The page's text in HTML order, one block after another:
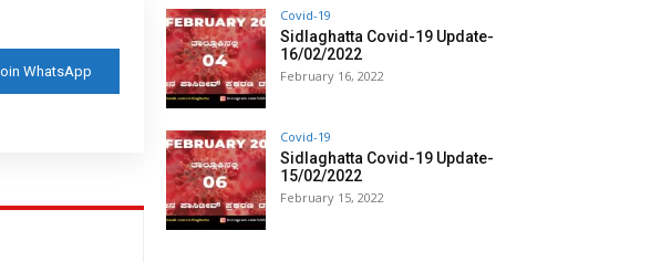
WhatsApp
Covid-19
Sidlaghatta Covid-19 Update-
16/02/2022
February 16, 2022
Covid-19
Sidlaghatta Covid-19 Update-
15/02/2022
February 15, 2022